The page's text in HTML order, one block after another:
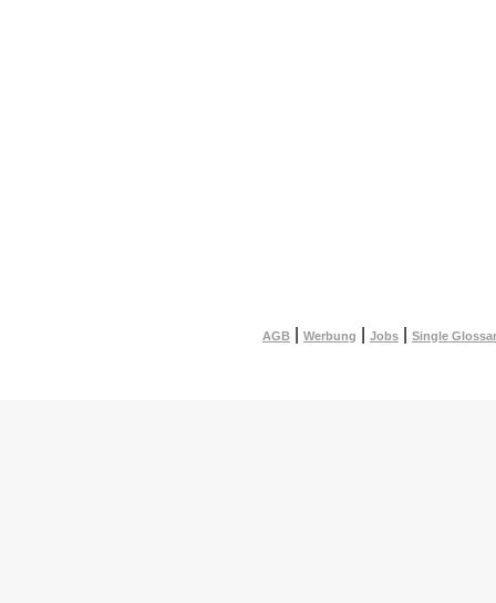
AGB Werbung Jobs Single Glossar